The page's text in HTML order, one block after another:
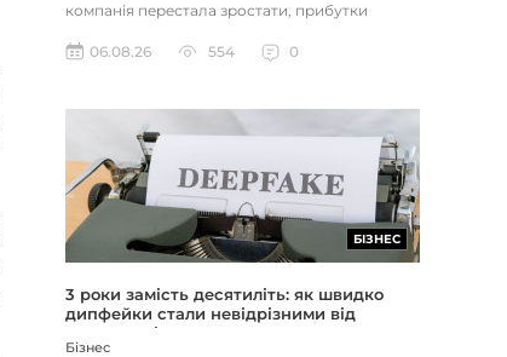
компанія перестала зростати, прибутки
06.08.26
554 0
БІЗНЕС
3 роки замість десятиліть: як швидко
дипфейки стали невідрізними від
реальності
Бізнес